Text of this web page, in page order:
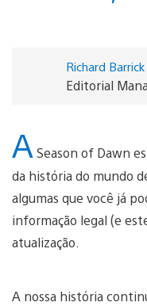
Richard Barrick
Editorial
A Season of Dawn
da história do mundo
algumas que você já
informação legal (e
atualização.
A nossa história